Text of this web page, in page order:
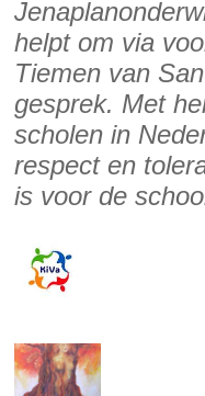
helpt om via
Tiemen van
gesprek. Met
scholen in
respect en
is voor de